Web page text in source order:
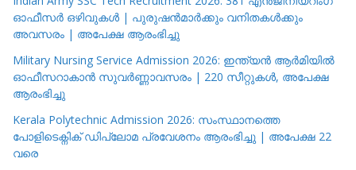
ഓഫീസർ ഒഴിവുകൾ | പുരുഷൻമാർക്കും വനിതകൾക്കും
അവസരം | അപേക്ഷ ആരംഭിച്ചു
Military Nursing Service Admission 2026: ഇന്ത്യൻ ആർമിയിൽ
ഓഫീസറാകാൻ സുവർണ്ണാവസരം | 220 സീറ്റുകൾ, അപേക്ഷ
ആരംഭിച്ചു
Kerala Polytechnic Admission 2026: സംസ്ഥാനത്തെ
പോളിടെക്നിക് ഡിപ്ലോമ പ്രവേശനം ആരംഭിച്ചു | അപേക്ഷ 22
വരെ